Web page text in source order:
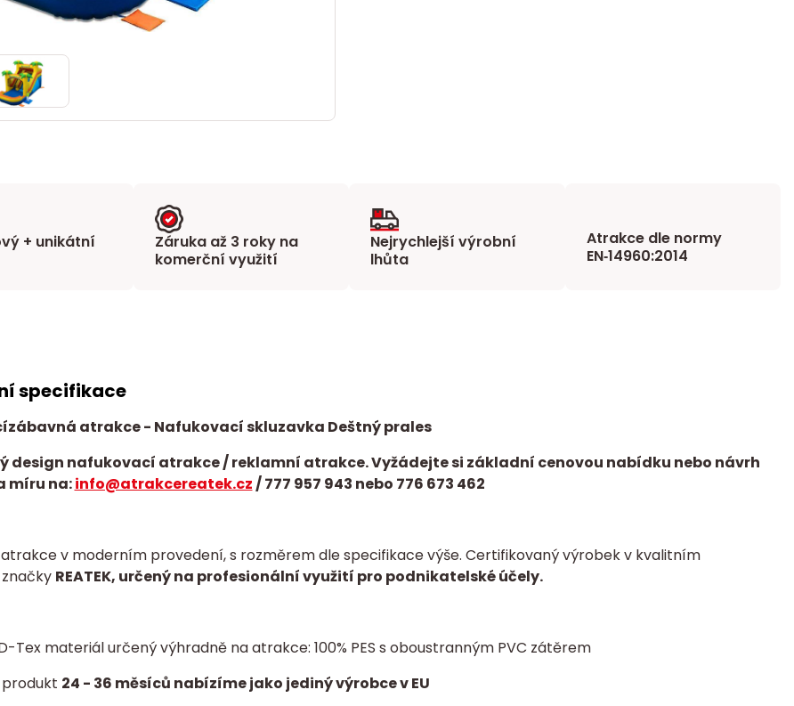
+ unikátní
Záruka až 3 roky na
komerční využití
Nejrychlejší výrobní
lhůta
Atrakce dle normy
EN‑14960:2014
specifikace
zábavná atrakce- Nafukovací skluzavka Deštný prales
design nafukovací atrakce / reklamní atrakce. Vyžádejte si základní cenovou nabídku nebo návrh
míru na:info@atrakcereatek.cz/777 957 943 nebo 776 673 462
v moderním provedení, s rozměrem dle specifikace výše. Certifikovaný výrobek v kvalitním
REATEK, určený na profesionální využití pro podnikatelské účely.
Tex materiál určený výhradně na atrakce: 100% PES s oboustranným PVC zátěrem
24 - 36 měsíců nabízíme jako jediný výrobce v EU